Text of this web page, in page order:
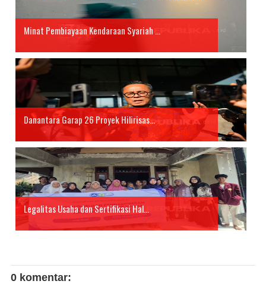
Minat Pembiayaan Kendaraan Syariah ...
Danantara Garap 26 Proyek Hilirisas...
Legalitas Usaha dan Sertifikasi Hal...
0 komentar: